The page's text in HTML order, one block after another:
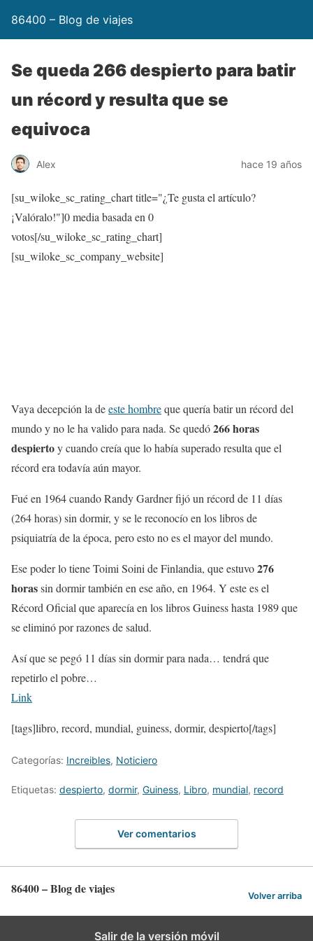
86400 – Blog de viajes
Se queda 266 despierto para batir
un récord y resulta que se
equivoca
Alex hace 19 años
[su_wiloke_sc_rating_chart title="¿Te gusta el artículo?
¡Valóralo!"]0media basada en 0
votos[/su_wiloke_sc_rating_chart]
[su_wiloke_sc_company_website]
Vaya decepción la deeste hombreque quería batir un récord del
mundo y no le ha valido para nada. Se quedó266 horas
despiertoy cuando creía que lo había superado resulta que el
récord era todavía aún mayor.
Fué en 1964 cuando Randy Gardner fijó un récord de 11 días
(264 horas) sin dormir, y se le reconocío en los libros de
psiquiatría de la época, pero esto no es el mayor del mundo.
Ese poder lo tiene Toimi Soini de Finlandia, que estuvo276
horassin dormir también en ese año, en 1964. Y este es el
Récord Oficial que aparecía en los libros Guiness hasta 1989 que
se eliminó por razones de salud.
Así que se pegó 11 días sin dormir para nada… tendrá que
repetirlo el pobre…
Link
[tags]libro, record, mundial, guiness, dormir, despierto[/tags]
Categorías: Increibles, Noticiero
Etiquetas: despierto, dormir, Guiness, Libro, mundial, record
Ver comentarios
86400 – Blog de viajes Volver arriba
Salir de la versión móvil